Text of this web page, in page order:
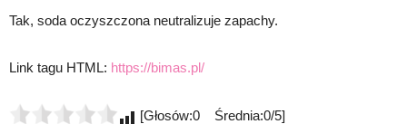
Tak, soda oczyszczona neutralizuje zapachy.
Link tagu HTML: https://bimas.pl/
[Głosów:0 Średnia:0/5]